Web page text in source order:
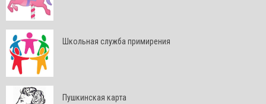
Школьная служба примирения
Пушкинская карта